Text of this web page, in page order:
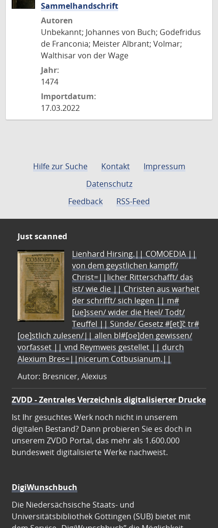
Sammelhandschrift
Autoren
Unbekannt; Johannes von Buch; Godefridus
de Franconia; Meister Albrant; Volmar;
Walthisar von der Wage
Jahr:
1474
Importdatum:
17.03.2022
Hilfe zur Suche Kontakt
Impressum
Datenschutz
Feedback
RSS-Feed
Just scanned
Lienhard Hirsing.|| COMOEDIA ||
von dem geystlichen kampff/
Christ=||licher Ritterschafft/ das
ist/ wie die || Christen aus warheit
der schrifft/ sich legen || m#
[ue]ssen/ wider die Heel/ Todt/
Teuffel || Sünde/ Gesetz #[et]c̃ tr#
[oe]stlich zulesen/|| allen bl#[oe]den gewissen/
vorfasset || vnd Reymweis gestellet || durch
Alexium Bres=||nicerum Cotbusianum.||
Autor: Bresnicer, Alexius
ZVDD - Zentrales Verzeichnis digitalisierter Drucke
Ist Ihr gesuchtes Werk noch nicht in unserem
digitalen Bestand? Dann probieren Sie es doch in
unserem ZVDD Portal, das mehr als 1.600.000
bundesweit digitalisierte Werke nachweist.
DigiWunschbuch
Die Niedersächsische Staats- und
Universitätsbibliothek Göttingen (SUB) bietet mit